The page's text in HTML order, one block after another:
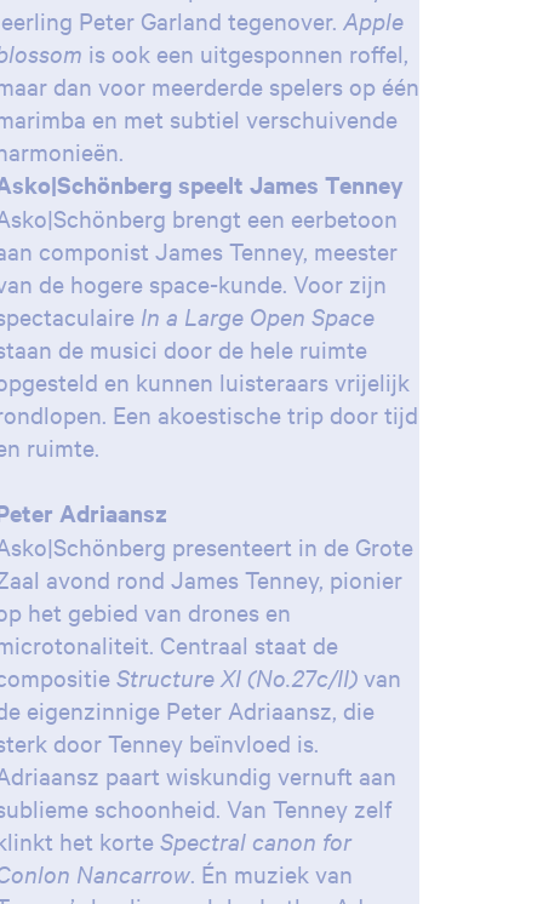
Peter Garland tegenover.Apple
is ook een uitgesponnen roffel,
dan voor meerderde spelers op één
en met subtiel verschuivende
speelt James Tenney
brengt een eerbetoon
componist James Tenney, meester
de hogere space-kunde. Voor zijn
In a Large Open Space
de musici door de hele ruimte
en kunnen luisteraars vrijelijk
Een akoestische trip door tijd
ruimte.
Adriaansz
presenteert in de Grote
avond rond James Tenney, pionier
het gebied van drones en
Centraal staat de
Structure XI (No.27c/II)van
eigenzinnige Peter Adriaansz, die
door Tenney beïnvloed is.
paart wiskundig vernuft aan
schoonheid. Van Tenney zelf
het korteSpectral canon for
Nancarrow. Én muziek van
Inzoomen